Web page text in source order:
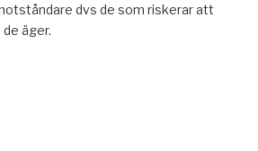
dvs de som riskerar att
äger.